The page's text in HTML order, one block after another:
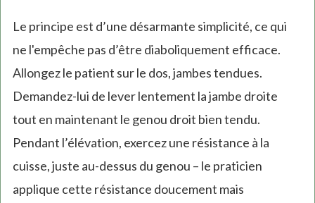
Le principe est d’une désarmante simplicité, ce qui
ne l'empêche pas d’être diaboliquement efficace.
Allongez le patient sur le dos, jambes tendues.
Demandez-lui de lever lentement la jambe droite
tout en maintenant le genou droit bien tendu.
Pendant l’élévation, exercez une résistance à la
cuisse, juste au-dessus du genou – le praticien
applique cette résistance doucement mais